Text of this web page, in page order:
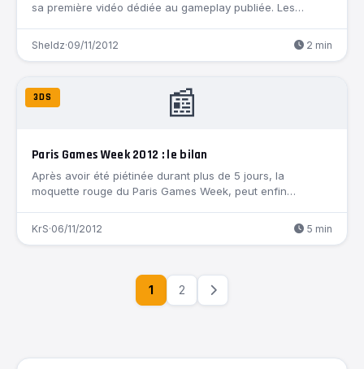
sa première vidéo dédiée au gameplay publiée. Les…
Sheldz·09/11/2012 2 min
📰
3DS
Paris Games Week 2012 : le bilan
Après avoir été piétinée durant plus de 5 jours, la
moquette rouge du Paris Games Week, peut enfin…
KrS·06/11/2012 5 min
1 2